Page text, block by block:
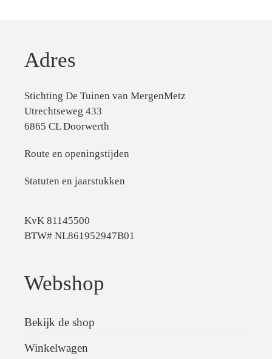
Adres
Stichting De Tuinen van MergenMetz
Utrechtseweg 433
6865 CL Doorwerth
Route en openingstijden
Statuten en jaarstukken
KvK 81145500
BTW# NL861952947B01
Webshop
Bekijk de shop
Winkelwagen